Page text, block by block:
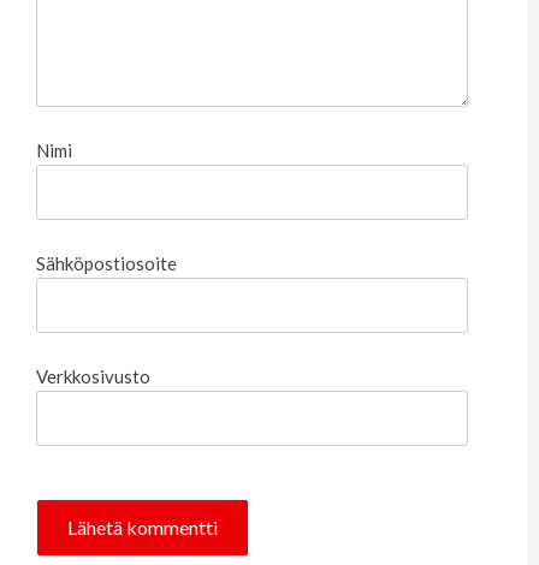
Nimi
Sähköpostiosoite
Verkkosivusto